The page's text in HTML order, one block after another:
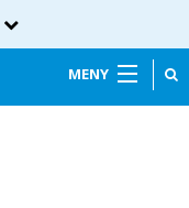
MENY